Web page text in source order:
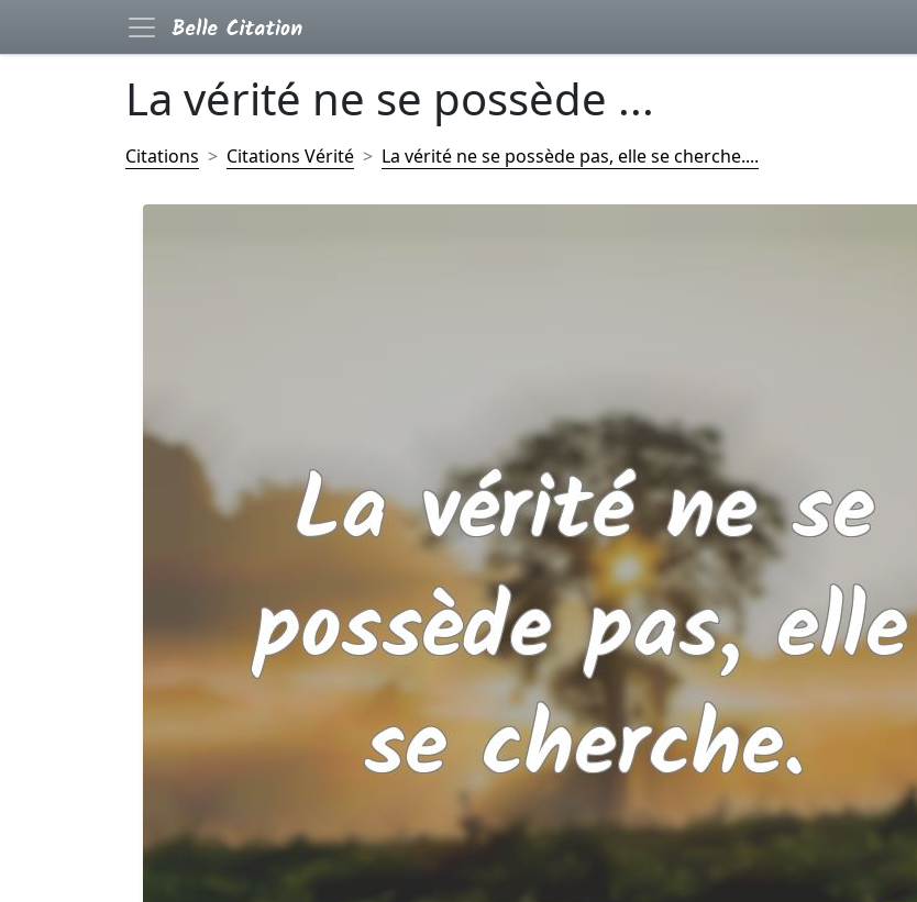
La vérité ne se possède ...
Citations Citations Vérité La vérité ne se possède pas, elle se cherche....